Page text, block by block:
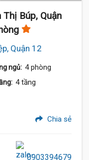
Thị Búp, Quận
Quận 12
ngủ: 4 phòng
4 tầng
Chia sẻ
0903394679